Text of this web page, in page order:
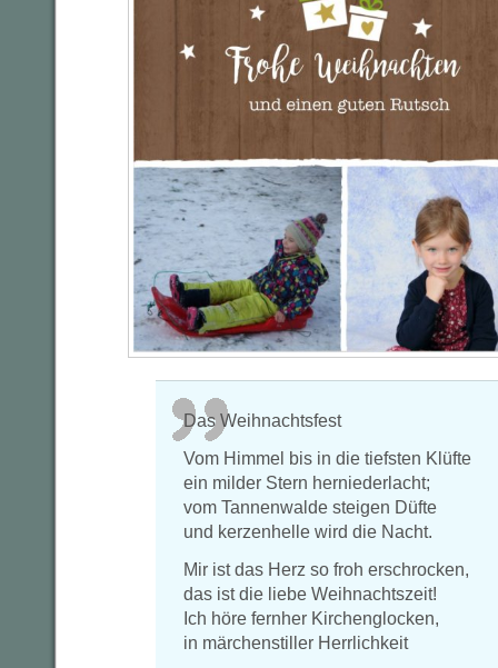
Das Weihnachtsfest
Vom Himmel bis in die tiefsten Klüfte
ein milder Stern herniederlacht;
vom Tannenwalde steigen Düfte
und kerzenhelle wird die Nacht.
Mir ist das Herz so froh erschrocken,
das ist die liebe Weihnachtszeit!
Ich höre fernher Kirchenglocken,
in märchenstiller Herrlichkeit